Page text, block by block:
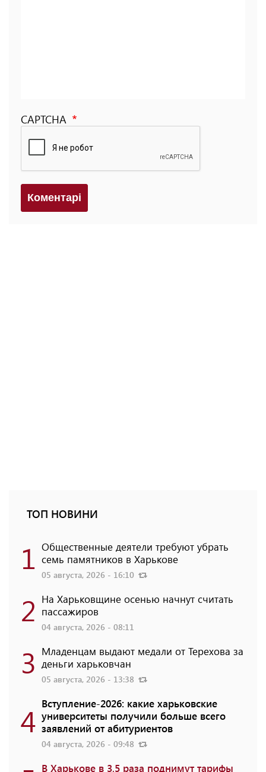
CAPTCHA
Коментарi
ТОП НОВИНИ
1 Общественные деятели требуют убрать
семь памятников в Харькове
05 августа, 2026 - 16:10
2 На Харьковщине осенью начнут считать
пассажиров
04 августа, 2026 - 08:11
3 Младенцам выдают медали от Терехова за
деньги харьковчан
05 августа, 2026 - 13:38
4 Вступление-2026: какие харьковские
университеты получили больше всего
заявлений от абитуриентов
04 августа, 2026 - 09:48
В Харькове в 3,5 раза поднимут тарифы